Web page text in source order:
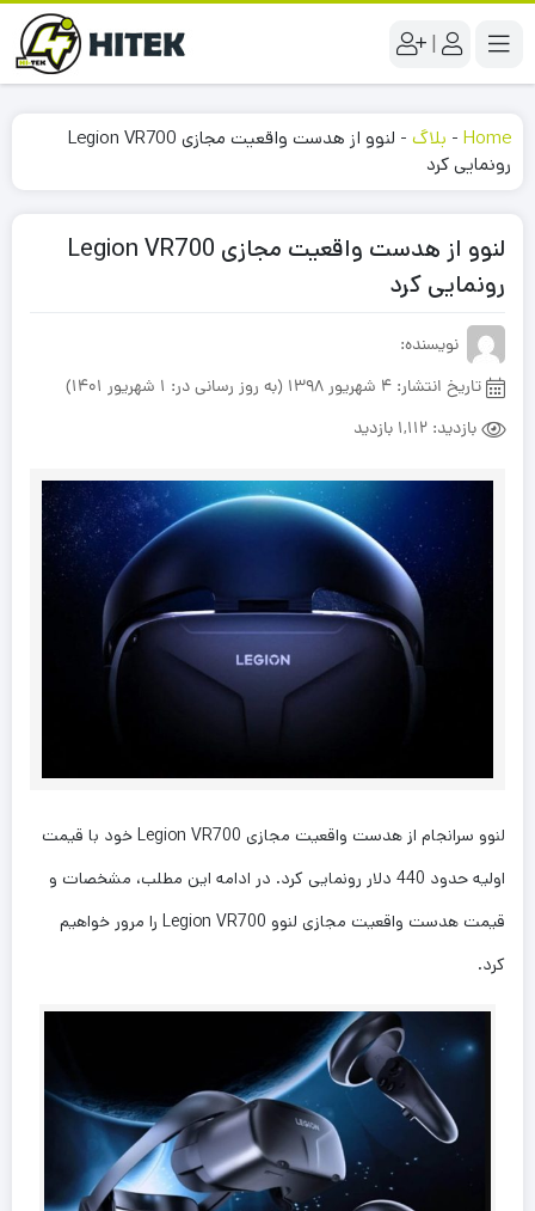
|
Home
- بلاگ -
لنوو از هدست واقعیت مجازی Legion VR700
رونمایی کرد
لنوو از هدست واقعیت مجازی Legion VR700
رونمایی کرد
نویسنده:
تاریخ انتشار: 4 شهریور 1398 (به روز رسانی در: 1 شهریور 1401)
بازدید: 1,112 بازدید
لنوو سرانجام از هدست واقعیت مجازی Legion VR700 خود با قیمت
اولیه حدود 440 دلار رونمایی کرد. در ادامه این مطلب، مشخصات و
قیمت هدست واقعیت مجازی لنوو Legion VR700 را مرور خواهیم
کرد.